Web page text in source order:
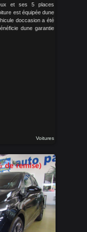
et ses 5 places
est équipée dune
doccasion a été
dune garantie
Voitures